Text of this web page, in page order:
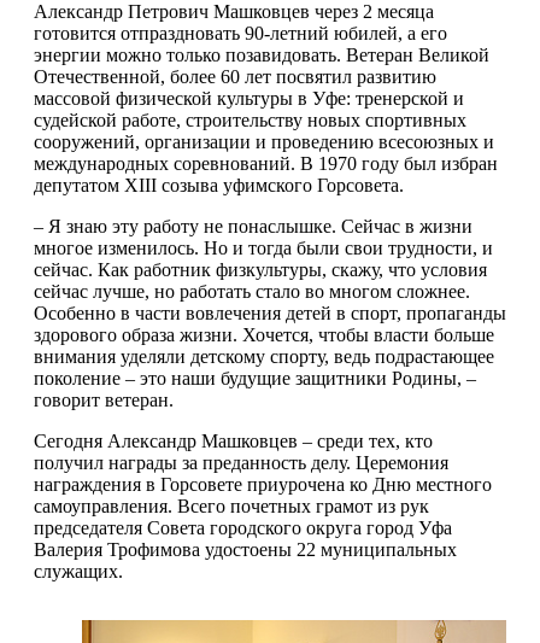
Александр Петрович Машковцев через 2 месяца
готовится отпраздновать 90-летний юбилей, а его
энергии можно только позавидовать. Ветеран Великой
Отечественной, более 60 лет посвятил развитию
массовой физической культуры в Уфе: тренерской и
судейской работе, строительству новых спортивных
сооружений, организации и проведению всесоюзных и
международных соревнований. В 1970 году был избран
депутатом XIII созыва уфимского Горсовета.
– Я знаю эту работу не понаслышке. Сейчас в жизни
многое изменилось. Но и тогда были свои трудности, и
сейчас. Как работник физкультуры, скажу, что условия
сейчас лучше, но работать стало во многом сложнее.
Особенно в части вовлечения детей в спорт, пропаганды
здорового образа жизни. Хочется, чтобы власти больше
внимания уделяли детскому спорту, ведь подрастающее
поколение – это наши будущие защитники Родины, –
говорит ветеран.
Сегодня Александр Машковцев – среди тех, кто
получил награды за преданность делу. Церемония
награждения в Горсовете приурочена ко Дню местного
самоуправления. Всего почетных грамот из рук
председателя Совета городского округа город Уфа
Валерия Трофимова удостоены 22 муниципальных
служащих.